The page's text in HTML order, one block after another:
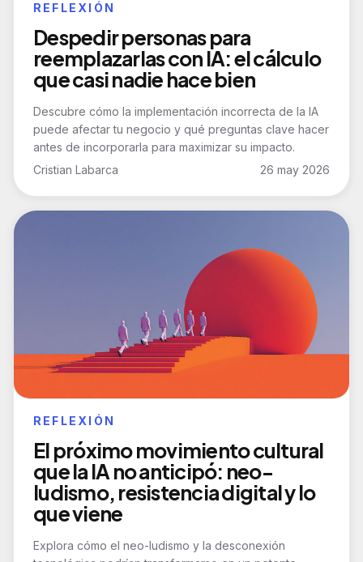
REFLEXIÓN
Despedir personas para
reemplazarlas con IA: el cálculo
que casi nadie hace bien
Descubre cómo la implementación incorrecta de la IA
puede afectar tu negocio y qué preguntas clave hacer
antes de incorporarla para maximizar su impacto.
Cristian Labarca
26 may 2026
REFLEXIÓN
El próximo movimiento cultural
que la IA no anticipó: neo-
ludismo, resistencia digital y lo
que viene
Explora cómo el neo-ludismo y la desconexión